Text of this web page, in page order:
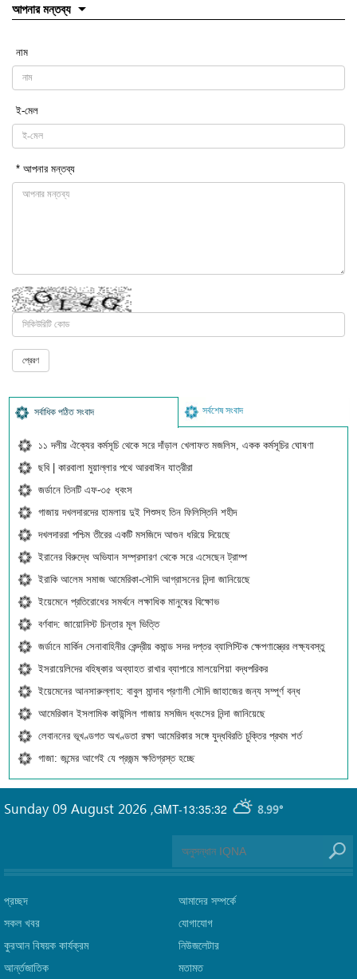
আপনার মন্তব্য
নাম
ই-মেল
* আপনার মন্তব্য
সর্বাধিক পঠিত সংবাদ সর্বশেষ সংবাদ
১১ দলীয় ঐক্যের কর্মসূচি থেকে সরে দাঁড়াল খেলাফত মজলিস, একক কর্মসূচির ঘোষণা
ছবি | কারবালা মুয়াল্লার পথে আরবাঈন যাত্রীরা
জর্ডানে তিনটি এফ-৩৫ ধ্বংস
গাজায় দখলদারদের হামলায় দুই শিশুসহ তিন ফিলিস্তিনি শহীদ
দখলদাররা পশ্চিম তীরের একটি মসজিদে আগুন ধরিয়ে দিয়েছে
ইরানের বিরুদ্ধে অভিযান সম্প্রসারণ থেকে সরে এসেছেন ট্রাম্প
ইরাকি আলেম সমাজ আমেরিকা-সৌদি আগ্রাসনের নিন্দা জানিয়েছে
ইয়েমেনে প্রতিরোধের সমর্থনে লক্ষাধিক মানুষের বিক্ষোভ
বর্ণবাদ: জায়োনিস্ট চিন্তার মূল ভিত্তি
জর্ডানে মার্কিন সেনাবাহিনীর কেন্দ্রীয় কমান্ড সদর দপ্তর ব্যালিস্টিক ক্ষেপণাস্ত্রের লক্ষ্যবস্তু
ইসরায়েলিদের বহিষ্কার অব্যাহত রাখার ব্যাপারে মালয়েশিয়া বদ্ধপরিকর
ইয়েমেনের আনসারুল্লাহ: বাবুল মান্দাব প্রণালী সৌদি জাহাজের জন্য সম্পূর্ণ বন্ধ
আমেরিকান ইসলামিক কাউন্সিল গাজায় মসজিদ ধ্বংসের নিন্দা জানিয়েছে
লেবাননের ভূখণ্ডগত অখণ্ডতা রক্ষা আমেরিকার সঙ্গে যুদ্ধবিরতি চুক্তির প্রথম শর্ত
গাজা: জন্মের আগেই যে প্রজন্ম ক্ষতিগ্রস্ত হচ্ছে
GMT-13:35:32 8.99°
Sunday 09 August 2026 ,
প্রচ্ছদ
সকল খবর
কুরআন বিষয়ক কার্যক্রম
আর্ন্তজাতিক
আমাদের সম্পর্কে
যোগাযোগ
নিউজলেটার
মতামত